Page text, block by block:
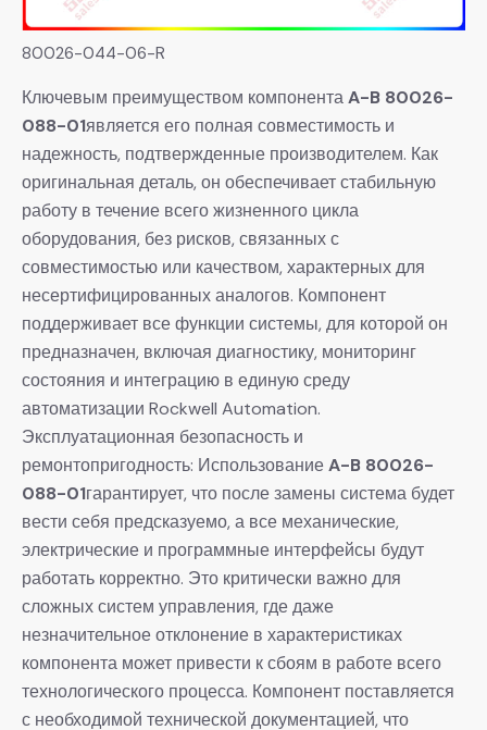
80026-044-06-R
Ключевым преимуществом компонентаA-B 80026-
088-01является его полная совместимость и
надежность, подтвержденные производителем. Как
оригинальная деталь, он обеспечивает стабильную
работу в течение всего жизненного цикла
оборудования, без рисков, связанных с
совместимостью или качеством, характерных для
несертифицированных аналогов. Компонент
поддерживает все функции системы, для которой он
предназначен, включая диагностику, мониторинг
состояния и интеграцию в единую среду
автоматизации Rockwell Automation.
Эксплуатационная безопасность и
ремонтопригодность: ИспользованиеA-B 80026-
088-01гарантирует, что после замены система будет
вести себя предсказуемо, а все механические,
электрические и программные интерфейсы будут
работать корректно. Это критически важно для
сложных систем управления, где даже
незначительное отклонение в характеристиках
компонента может привести к сбоям в работе всего
технологического процесса. Компонент поставляется
с необходимой технической документацией, что